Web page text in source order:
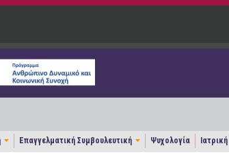
Επαγγελματική Συμβουλευτική Ψυχολογία Ιατρική